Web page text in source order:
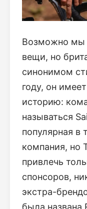
Возможно мы
вещи, но
синонимом
году, он
историю:
называться
популярная в
компания, но
привлечь
спонсоров,
экстра-
была названа